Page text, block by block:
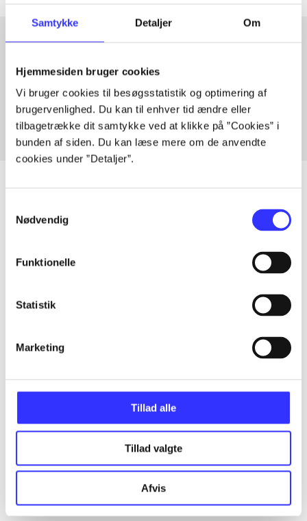
Samtykke Detaljer Om
Hjemmesiden bruger cookies
Vi bruger cookies til besøgsstatistik og optimering af
brugervenlighed. Du kan til enhver tid ændre eller
tilbagetrække dit samtykke ved at klikke på ”Cookies” i
bunden af siden. Du kan læse mere om de anvendte
cookies under ”Detaljer”.
Nødvendig
Funktionelle
Statistik
Marketing
Tillad alle
Tillad valgte
Afvis
Artikler med samme emner
Fra
Artikler
...